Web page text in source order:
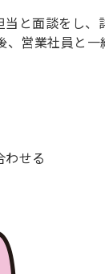
と面談をし、
、営業社員と
わせる